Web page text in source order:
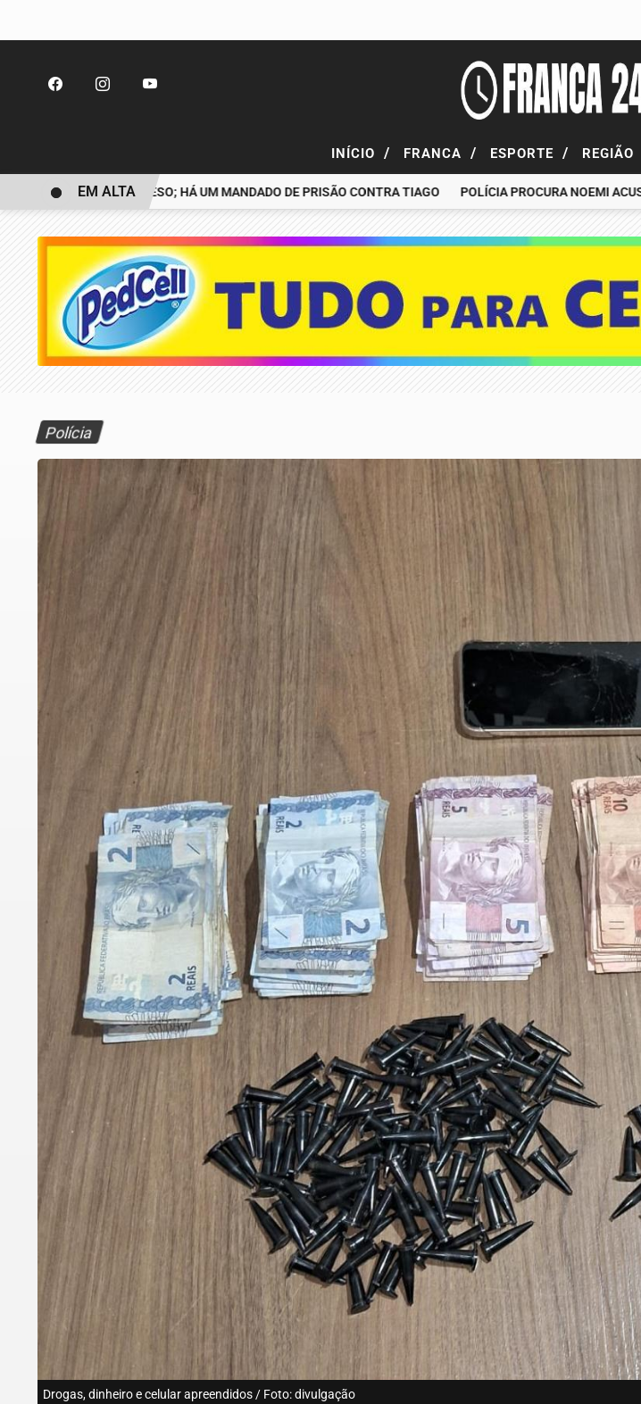
INÍCIO / FRANCA / ESPORTE / REGIÃO
É PRESO; HÁ UM MANDADO DE PRISÃO CONTRA TIAGO POLÍCIA PROCURA NOEMI
EM ALTA
Polícia
Drogas, dinheiro e celular apreendidos / Foto: divulgação